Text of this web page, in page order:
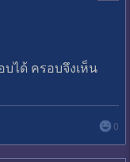
ได้ ครอบจึงเห็น
0